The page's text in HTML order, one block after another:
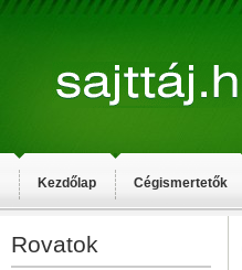
Kezdőlap Cégismertetők
Rovatok